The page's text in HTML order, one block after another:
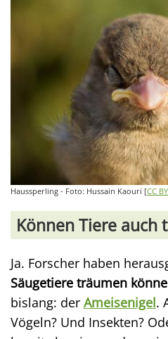
Haussperling - Foto: Hussain Kaouri [CC
Können Tiere auch
Ja. Forscher haben
Säugetiere träumen
bislang: der Ameisenigel.
Vögeln? Und Insekten?